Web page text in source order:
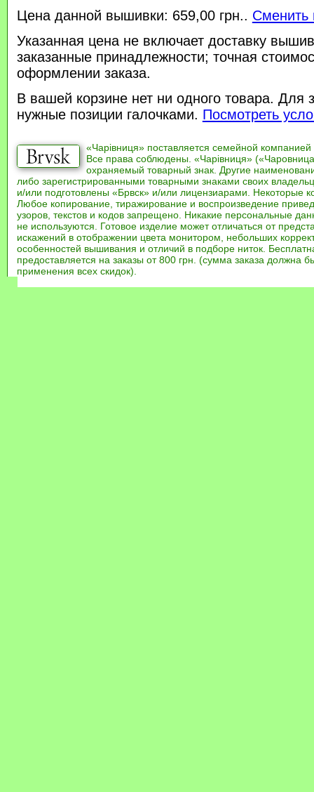
Цена данной вышивки: 659,00 грн.. Сменить
Указанная цена не включает доставку
заказанные принадлежности; точная
оформлении заказа.
В вашей корзине нет ни одного товара. Для
нужные позиции галочками. Посмотреть
«Чарівниця» поставляется семейной компанией
Все права соблюдены. «Чарівниця»
охраняемый товарный знак. Другие
либо зарегистрированными товарными знаками своих
и/или подготовлены «Брвск» и/или лицензиарами. Некоторые
Любое копирование, тиражирование и воспроизведение
узоров, текстов и кодов запрещено. Никакие персональные
не используются. Готовое изделие может отличаться от
искажений в отображении цвета монитором, небольших
особенностей вышивания и отличий в подборе ниток.
предоставляется на заказы от 800 грн. (сумма заказа должна
применения всех скидок).